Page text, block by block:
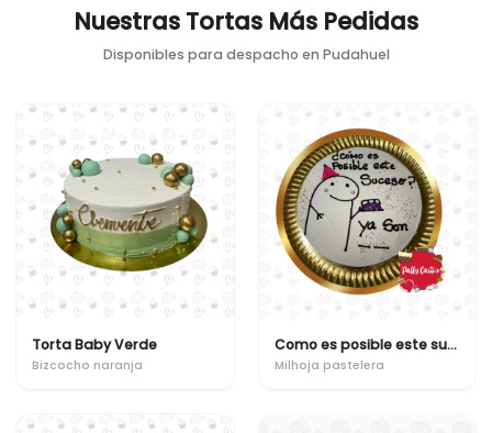
Nuestras Tortas Más Pedidas
Disponibles para despacho en Pudahuel
Torta Baby Verde
Bizcocho naranja
Como es posible este suceso? ya son "x"
Milhoja pastelera